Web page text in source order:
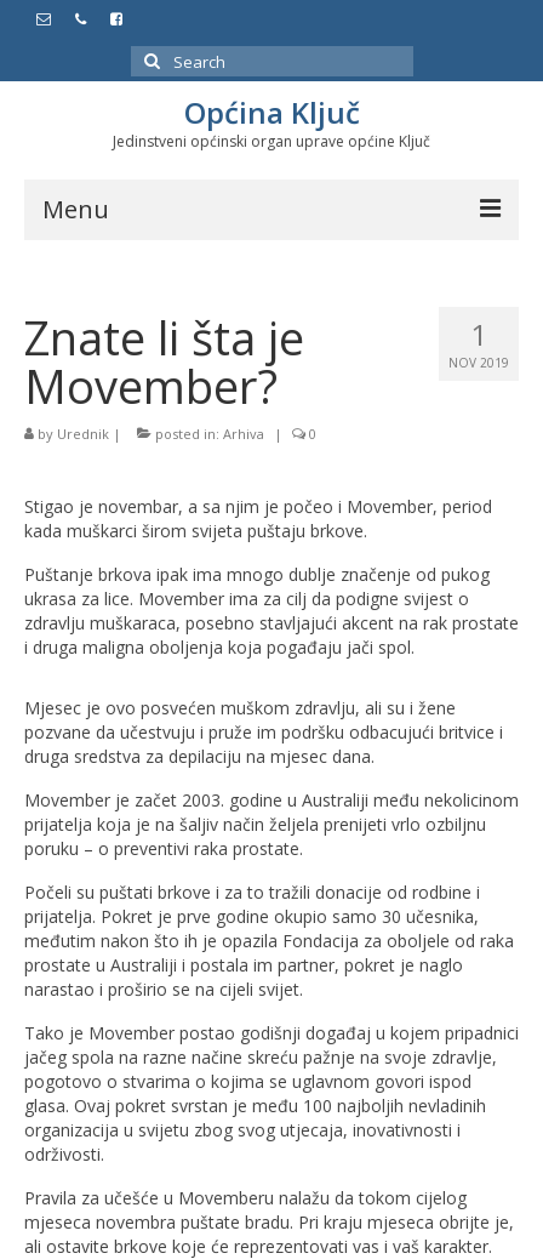
Search
for:
Općina Ključ
Jedinstveni općinski organ uprave općine Ključ
Menu
Službeni glasnici
Javne nabavke
Značajni datumi i manifestacije
sektoru
1
NOV 2019
Znate li šta je
Movember?
by Urednik | posted in: Arhiva | 0
Stigao je novembar, a sa njim je počeo i Movember, period
kada muškarci širom svijeta puštaju brkove.
Puštanje brkova ipak ima mnogo dublje značenje od pukog
ukrasa za lice. Movember ima za cilj da podigne svijest o
zdravlju muškaraca, posebno stavljajući akcent na rak prostate
i druga maligna oboljenja koja pogađaju jači spol.
Mjesec je ovo posvećen muškom zdravlju, ali su i žene
pozvane da učestvuju i pruže im podršku odbacujući britvice i
druga sredstva za depilaciju na mjesec dana.
Movember je začet 2003. godine u Australiji među nekolicinom
prijatelja koja je na šaljiv način željela prenijeti vrlo ozbiljnu
poruku – o preventivi raka prostate.
Počeli su puštati brkove i za to tražili donacije od rodbine i
prijatelja. Pokret je prve godine okupio samo 30 učesnika,
međutim nakon što ih je opazila Fondacija za oboljele od raka
prostate u Australiji i postala im partner, pokret je naglo
narastao i proširio se na cijeli svijet.
Tako je Movember postao godišnji događaj u kojem pripadnici
jačeg spola na razne načine skreću pažnje na svoje zdravlje,
pogotovo o stvarima o kojima se uglavnom govori ispod
glasa. Ovaj pokret svrstan je među 100 najboljih nevladinih
organizacija u svijetu zbog svog utjecaja, inovativnosti i
održivosti.
Pravila za učešće u Movemberu nalažu da tokom cijelog
mjeseca novembra puštate bradu. Pri kraju mjeseca obrijte je,
ali ostavite brkove koje će reprezentovati vas i vaš karakter.